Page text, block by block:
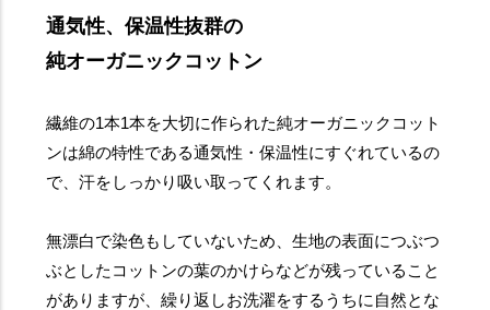
通気性、保温性抜群の
純オーガニックコットン
繊維の1本1本を大切に作られた純オーガニックコット
ンは綿の特性である通気性・保温性にすぐれているの
で、汗をしっかり吸い取ってくれます。
無漂白で染色もしていないため、生地の表面につぶつ
ぶとしたコットンの葉のかけらなどが残っていること
がありますが、繰り返しお洗濯をするうちに自然とな